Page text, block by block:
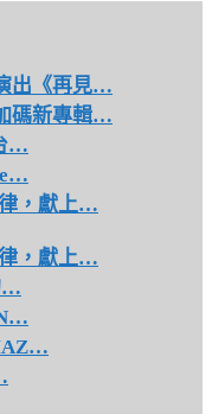
出《再見…
碼新專輯…
…
，獻上…
，獻上…
…